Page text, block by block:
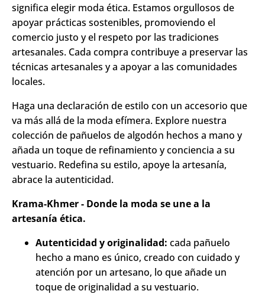
significa elegir moda ética. Estamos orgullosos de
apoyar prácticas sostenibles, promoviendo el
comercio justo y el respeto por las tradiciones
artesanales. Cada compra contribuye a preservar las
técnicas artesanales y a apoyar a las comunidades
locales.
Haga una declaración de estilo con un accesorio que
va más allá de la moda efímera. Explore nuestra
colección de pañuelos de algodón hechos a mano y
añada un toque de refinamiento y conciencia a su
vestuario. Redefina su estilo, apoye la artesanía,
abrace la autenticidad.
Krama-Khmer - Donde la moda se une a la
artesanía ética.
Autenticidad y originalidad: cada pañuelo
hecho a mano es único, creado con cuidado y
atención por un artesano, lo que añade un
toque de originalidad a su vestuario.